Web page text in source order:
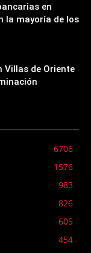
en
la mayoría de los
Villas de Oriente
6706
1576
983
826
605
454